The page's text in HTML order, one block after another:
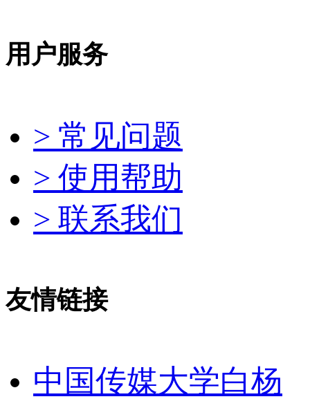
用户服务
> 常见问题
> 使用帮助
> 联系我们
友情链接
中国传媒大学白杨